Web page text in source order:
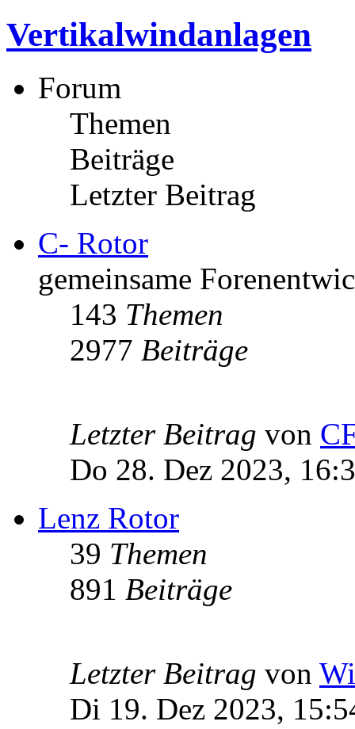
Vertikalwindanlagen
Forum
Themen
Beiträge
Letzter Beitrag
C- Rotor
gemeinsame
143 Themen
2977 Beiträge
Letzter Beitrag von
Do 28. Dez 2023,
Lenz Rotor
39 Themen
891 Beiträge
Letzter Beitrag von
Di 19. Dez 2023,